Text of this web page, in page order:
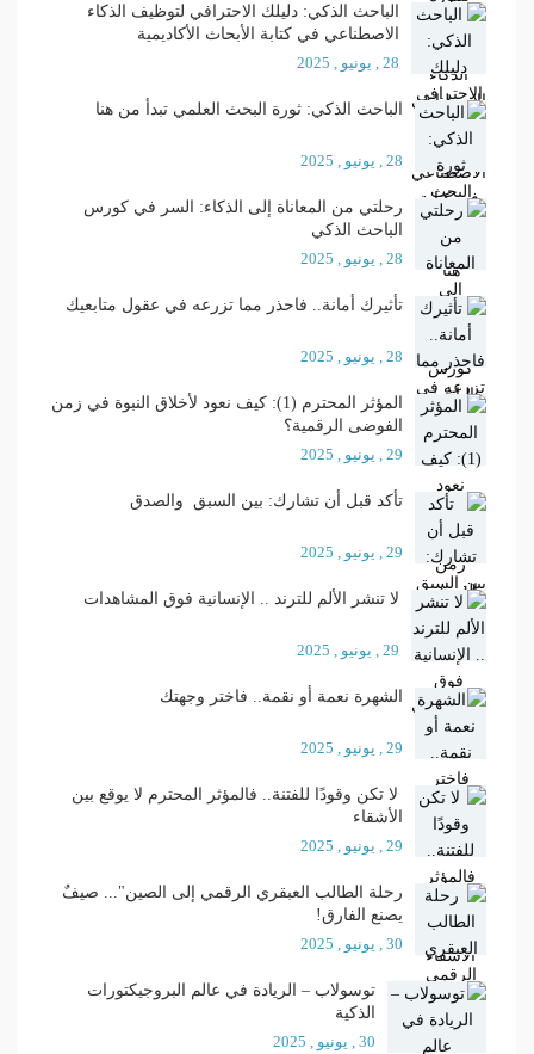
الباحث الذكي: دليلك الاحترافي لتوظيف الذكاء
الاصطناعي في كتابة الأبحاث الأكاديمية
28 , يونيو , 2025
الباحث الذكي: ثورة البحث العلمي تبدأ من هنا
28 , يونيو , 2025
رحلتي من المعاناة إلى الذكاء: السر في كورس
الباحث الذكي
28 , يونيو , 2025
تأثيرك أمانة.. فاحذر مما تزرعه في عقول متابعيك
28 , يونيو , 2025
المؤثر المحترم (1): كيف نعود لأخلاق النبوة في زمن
الفوضى الرقمية؟
29 , يونيو , 2025
تأكد قبل أن تشارك: بين السبق والصدق
29 , يونيو , 2025
لا تنشر الألم للترند .. الإنسانية فوق المشاهدات
29 , يونيو , 2025
الشهرة نعمة أو نقمة.. فاختر وجهتك
29 , يونيو , 2025
لا تكن وقودًا للفتنة.. فالمؤثر المحترم لا يوقع بين
الأشقاء
29 , يونيو , 2025
رحلة الطالب العبقري الرقمي إلى الصين"... صيفٌ
يصنع الفارق!
30 , يونيو , 2025
توسولاب – الريادة في عالم البروجيكتورات
الذكية
30 , يونيو , 2025